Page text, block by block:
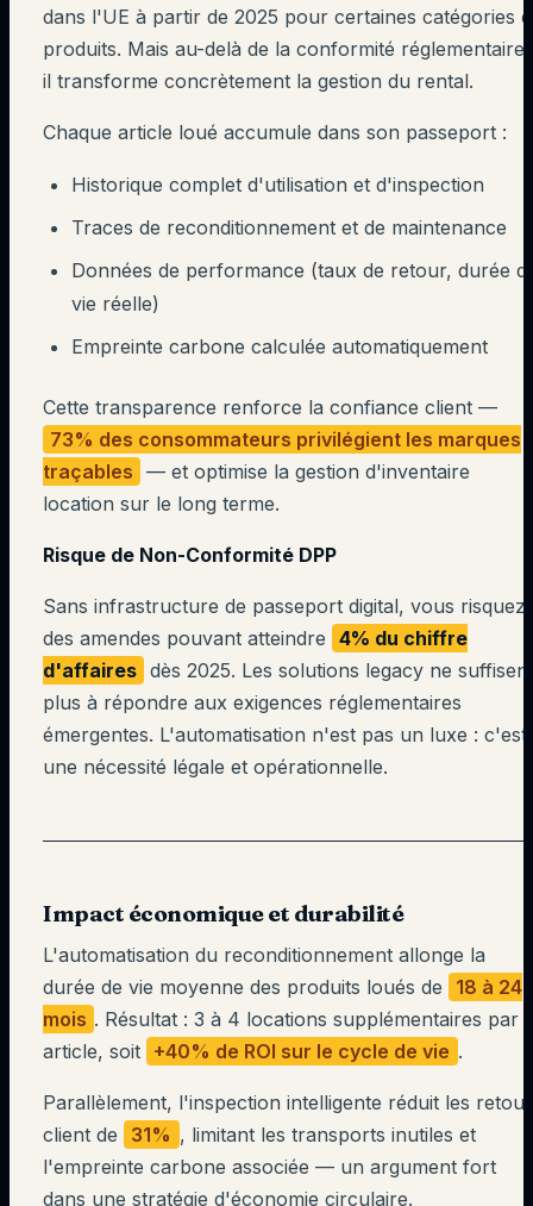
dans l'UE à partir de 2025 pour certaines catégories
produits. Mais au-delà de la conformité réglementaire,
il transforme concrètement la gestion du rental.
Chaque article loué accumule dans son passeport :
Historique complet d'utilisation et d'inspection
Traces de reconditionnement et de maintenance
Données de performance (taux de retour, durée
vie réelle)
Empreinte carbone calculée automatiquement
Cette transparence renforce la confiance client —
73% des consommateurs privilégient les marques
traçables — et optimise la gestion d'inventaire
location sur le long terme.
Risque de Non-Conformité DPP
Sans infrastructure de passeport digital, vous risquez
des amendes pouvant atteindre
4% du chiffre
d'affaires dès 2025. Les solutions legacy ne
plus à répondre aux exigences réglementaires
émergentes. L'automatisation n'est pas un luxe : c'est
une nécessité légale et opérationnelle.
Impact économique et durabilité
L'automatisation du reconditionnement allonge la
durée de vie moyenne des produits loués de
18 à 24
mois . Résultat : 3 à 4 locations supplémentaires par
article, soit +40% de ROI sur le cycle de vie .
Parallèlement, l'inspection intelligente réduit les
client de
31% , limitant les transports inutiles et
l'empreinte carbone associée — un argument fort
dans une stratégie d'économie circulaire.